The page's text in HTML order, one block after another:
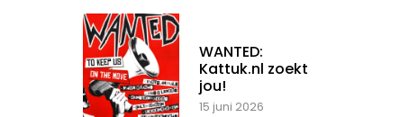
WANTED:
Kattuk.nl zoekt
jou!
15 juni 2026